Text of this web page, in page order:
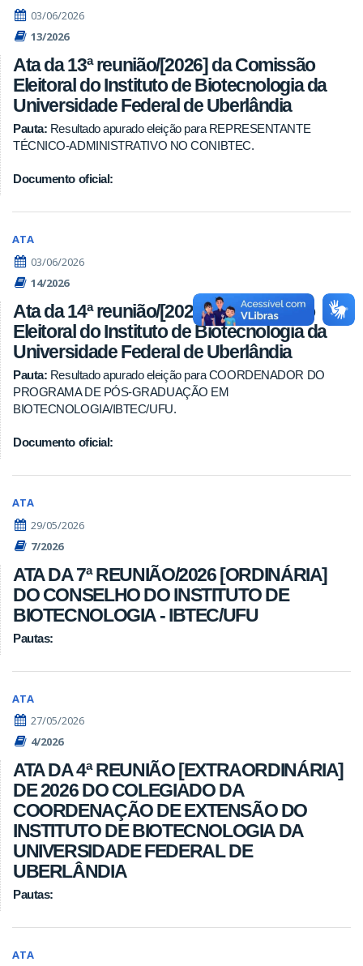
03/06/2026
13/2026
Ata da 13ª reunião/[2026] da Comissão
Eleitoral do Instituto de Biotecnologia da
Universidade Federal de Uberlândia
Pauta: Resultado apurado eleição para REPRESENTANTE
TÉCNICO-ADMINISTRATIVO NO CONIBTEC.
Documento oficial:
ATA
03/06/2026
14/2026
Ata da 14ª reunião/[2026] da Comissão
Eleitoral do Instituto de Biotecnologia da
Universidade Federal de Uberlândia
Pauta: Resultado apurado eleição para COORDENADOR DO
PROGRAMA DE PÓS-GRADUAÇÃO EM
BIOTECNOLOGIA/IBTEC/UFU.
Documento oficial:
ATA
29/05/2026
7/2026
ATA DA 7ª REUNIÃO/2026 [ORDINÁRIA]
DO CONSELHO DO INSTITUTO DE
BIOTECNOLOGIA - IBTEC/UFU
Pautas:
ATA
27/05/2026
4/2026
ATA DA 4ª REUNIÃO [EXTRAORDINÁRIA]
DE 2026 DO COLEGIADO DA
COORDENAÇÃO DE EXTENSÃO DO
INSTITUTO DE BIOTECNOLOGIA DA
UNIVERSIDADE FEDERAL DE
UBERLÂNDIA
Pautas:
ATA